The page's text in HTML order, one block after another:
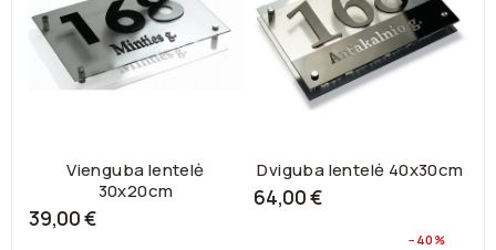
Vienguba lentelė
30x20cm
39,00 €
Dviguba lentelė 40x30cm
64,00 €
−40%